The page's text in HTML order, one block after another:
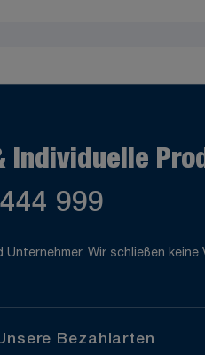
Individuelle
999
Wir schließen keine
Bezahlarten